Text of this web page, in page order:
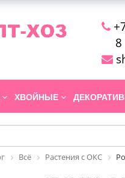
ХВОЙНЫЕ
Всё Растения с ОКС